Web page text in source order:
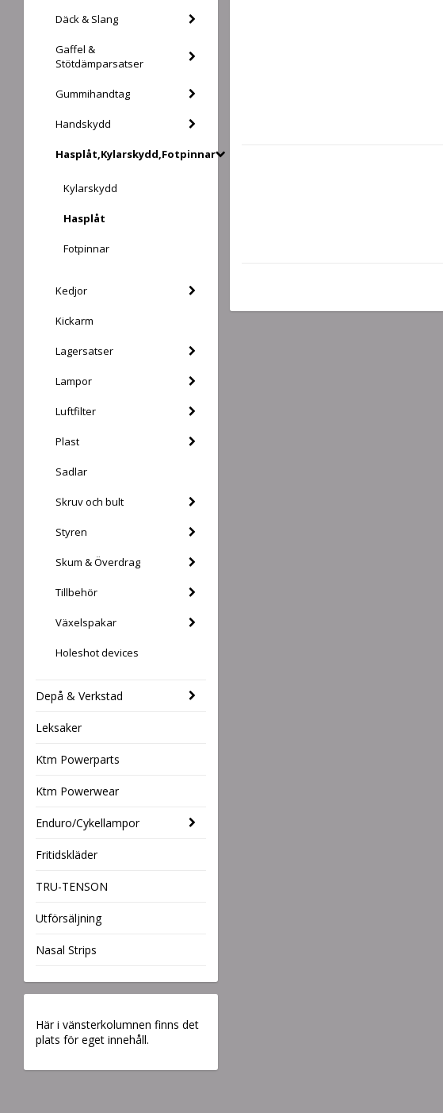
Däck & Slang
Gaffel &
Stötdämparsatser
Gummihandtag
Handskydd
Hasplåt,Kylarskydd,Fotpinnar
Kylarskydd
Hasplåt
Fotpinnar
Kedjor
Kickarm
Lagersatser
Lampor
Luftfilter
Plast
Sadlar
Skruv och bult
Styren
Skum & Överdrag
Tillbehör
Växelspakar
Holeshot devices
Depå & Verkstad
Leksaker
Ktm Powerparts
Ktm Powerwear
Enduro/Cykellampor
Fritidskläder
TRU-TENSON
Utförsäljning
Nasal Strips
Här i vänsterkolumnen finns det
plats för eget innehåll.